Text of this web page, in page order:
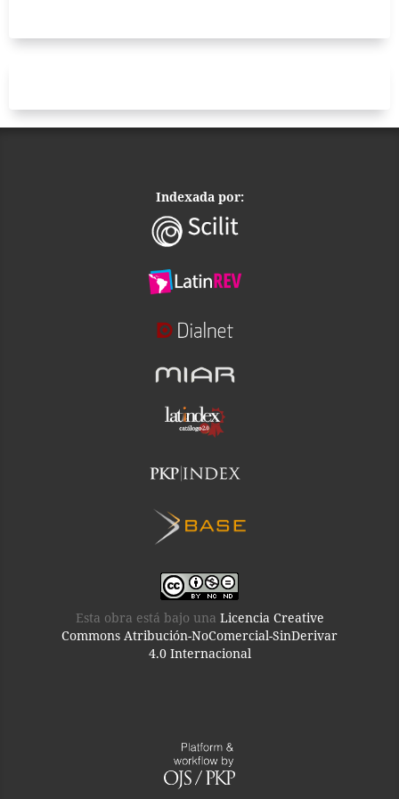
Indexada por:
Esta obra está bajo una Licencia Creative
Commons Atribución-NoComercial-SinDerivar
4.0 Internacional